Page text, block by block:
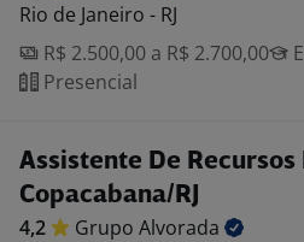
Rio de Janeiro - RJ
R$ 2.500,00 a R$ 2.700,00
Presencial
Assistente De Recursos
Copacabana/RJ
4,2 Grupo Alvorada